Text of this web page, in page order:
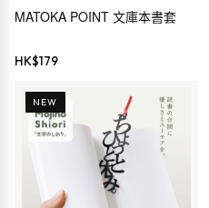
MATOKA POINT 文庫本書套
HK$179
NEW